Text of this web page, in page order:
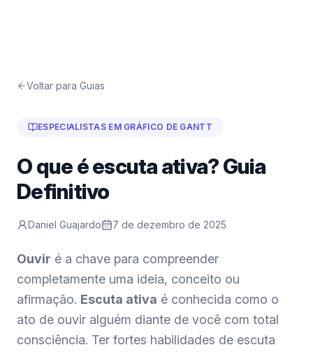
Voltar para Guias
ESPECIALISTAS EM GRÁFICO DE GANTT
O que é escuta ativa? Guia
Definitivo
Daniel Guajardo 7 de dezembro de 2025
Ouvir é a chave para compreender
completamente uma ideia, conceito ou
afirmação. Escuta ativa é conhecida como o
ato de ouvir alguém diante de você com total
consciência. Ter fortes habilidades de escuta